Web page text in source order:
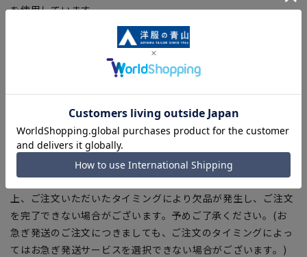
を使用しています。
【商品に対するご注意】
■ゆとり感には個人差があります。サイズ表を確認の上、ご購
入の目安としてご利用ください。
■ブラウザやお使いのモニター環境、室内外等の撮影時の環境
下での光加減により、実際の商品と掲載画像の色味が異なる場
合がございます。
■生地や仕様・デザインにより、着用感や実際のサイズ表に若
干の誤差が生じる場合がございます。予めご了承ください。
■店舗や各モールサイトと商品在庫を共有しております関係
上、ご注文いただいたタイミングにより欠品が発生し、ご注文
を完了できない場合がございます。予めご了承ください。(お
急ぎ発送のご注文につきましても、ご注文のタイミングによっ
てはお急ぎ発送サービスを選択できない場合がございます。)